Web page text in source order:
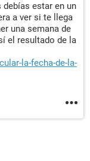
estar en un
a ver si te llega
una semana de
el resultado de la
la-fecha-de-la-